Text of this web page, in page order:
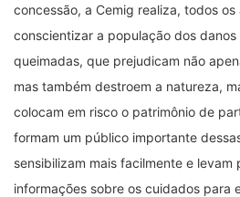
concessão, a Cemig realiza, todos
conscientizar a população dos
queimadas, que prejudicam não
mas também destroem a natureza,
colocam em risco o patrimônio de
formam um público importante
sensibilizam mais facilmente e levam
informações sobre os cuidados para